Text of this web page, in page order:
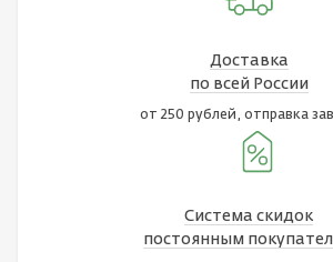
Доставка
по всей России
от 250 рублей, отправка
Система скидок
постоянным